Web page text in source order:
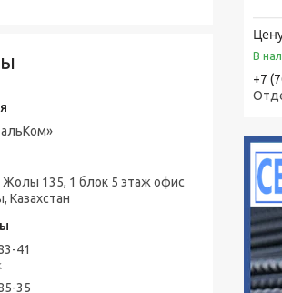
В
+7
водокольцевые
моноблочные насосы
насосы
135, 1 блок 5 этаж офис
41
35